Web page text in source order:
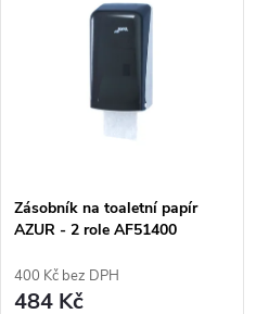
Zásobník na toaletní papír
AZUR - 2 role AF51400
400 Kč bez DPH
484 Kč